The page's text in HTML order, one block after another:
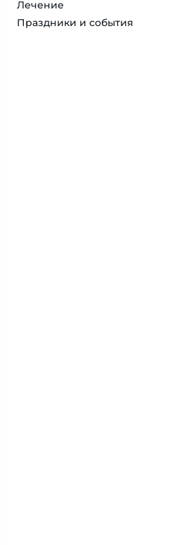
Лечение
Праздники и события